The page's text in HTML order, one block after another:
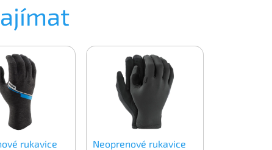
rukavice
Neoprenové rukavice